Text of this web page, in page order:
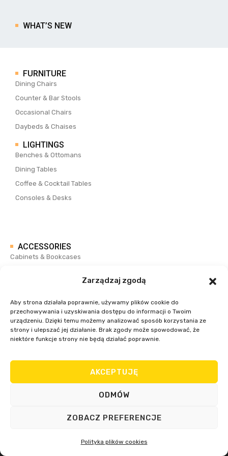
Zarządzaj zgodą
Aby strona działała poprawnie, używamy plików cookie do
przechowywania i uzyskiwania dostępu do informacji o Twoim
urządzeniu. Dzięki temu możemy analizować sposób korzystania ze
strony i ulepszać jej działanie. Brak zgody może spowodować, że
niektóre funkcje strony nie będą działać poprawnie.
AKCEPTUJĘ
ODMÓW
ZOBACZ PREFERENCJE
Polityka plików cookies
WHAT’S NEW
FURNITURE
Dining Chairs
Counter & Bar Stools
Occasional Chairs
Daybeds & Chaises
LIGHTINGS
Benches & Ottomans
Dining Tables
Coffee & Cocktail Tables
Consoles & Desks
ACCESSORIES
Cabinets & Bookcases
Floor Samples
TEXTURE LAB
Side Tables
Beside Tables